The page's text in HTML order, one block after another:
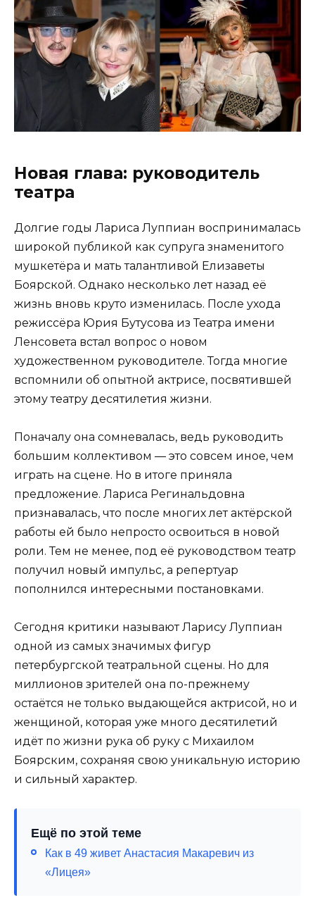
Новая глава: руководитель
театра
Долгие годы Лариса Луппиан воспринималась
широкой публикой как супруга знаменитого
мушкетёра и мать талантливой Елизаветы
Боярской. Однако несколько лет назад её
жизнь вновь круто изменилась. После ухода
режиссёра Юрия Бутусова из Театра имени
Ленсовета встал вопрос о новом
художественном руководителе. Тогда многие
вспомнили об опытной актрисе, посвятившей
этому театру десятилетия жизни.
Поначалу она сомневалась, ведь руководить
большим коллективом — это совсем иное, чем
играть на сцене. Но в итоге приняла
предложение. Лариса Регинальдовна
признавалась, что после многих лет актёрской
работы ей было непросто освоиться в новой
роли. Тем не менее, под её руководством театр
получил новый импульс, а репертуар
пополнился интересными постановками.
Сегодня критики называют Ларису Луппиан
одной из самых значимых фигур
петербургской театральной сцены. Но для
миллионов зрителей она по-прежнему
остаётся не только выдающейся актрисой, но и
женщиной, которая уже много десятилетий
идёт по жизни рука об руку с Михаилом
Боярским, сохраняя свою уникальную историю
и сильный характер.
Ещё по этой теме
Как в 49 живет Анастасия Макаревич из
«Лицея»